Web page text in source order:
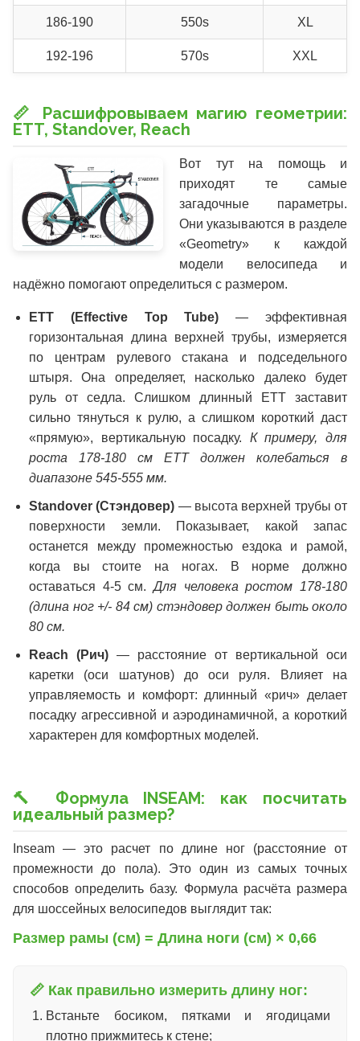
186-190 550s XL
192-196 570s XXL
📏 Расшифровываем магию геометрии:
ETT, Standover, Reach
Вот тут на помощь и
приходят те самые
загадочные параметры.
Они указываются в разделе
«Geometry» к каждой
модели велосипеда и
надёжно помогают определиться с размером.
ETT (Effective Top Tube) — эффективная
горизонтальная длина верхней трубы, измеряется
по центрам рулевого стакана и подседельного
штыря. Она определяет, насколько далеко будет
руль от седла. Слишком длинный ETT заставит
сильно тянуться к рулю, а слишком короткий даст
«прямую», вертикальную посадку. К примеру, для
роста 178-180 см ETT должен колебаться в
диапазоне 545-555 мм.
Standover (Стэндовер) — высота верхней трубы от
поверхности земли. Показывает, какой запас
останется между промежностью ездока и рамой,
когда вы стоите на ногах. В норме должно
оставаться 4-5 см.Для человека ростом 178-180
(длина ног +/- 84 см) стэндовер должен быть около
80 см.
Reach (Рич) — расстояние от вертикальной оси
каретки (оси шатунов) до оси руля. Влияет на
управляемость и комфорт: длинный «рич» делает
посадку агрессивной и аэродинамичной, а короткий
характерен для комфортных моделей.
🔨 Формула INSEAM: как посчитать
идеальный размер?
Inseam — это расчет по длине ног (расстояние от
промежности до пола). Это один из самых точных
способов определить базу. Формула расчёта размера
для шоссейных велосипедов выглядит так:
Размер рамы (см) = Длина ноги (см) × 0,66
📏 Как правильно измерить длину ног:
Встаньте босиком, пятками и ягодицами
плотно прижмитесь к стене;